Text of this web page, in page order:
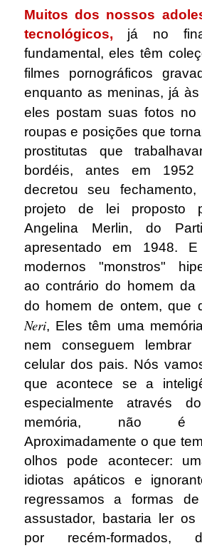
Muitos dos nossos
tecnológicos, já no
fundamental, eles têm
filmes pornográficos
enquanto as meninas, já
eles postam suas fotos
roupas e posições que
prostitutas que
bordéis, antes em
decretou seu
projeto de lei proposto
Angelina Merlin, do
apresentado em 1948.
modernos "monstros"
ao contrário do homem da
do homem de ontem, que
Neri, Eles têm uma
nem conseguem
celular dos pais. Nós
que acontece se a
especialmente através
memória, não é
Aproximadamente o que
olhos pode acontecer:
idiotas apáticos e
regressamos a formas de
assustador, bastaria ler os
por recém-formados,